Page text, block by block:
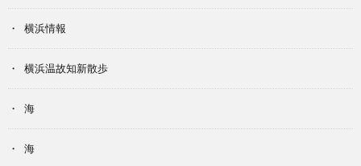
横浜情報
横浜温故知新散歩
海
海